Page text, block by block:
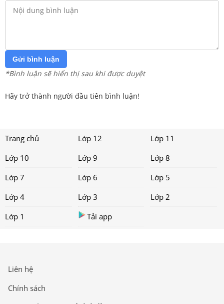
Gửi bình luận
*Bình luận sẽ hiển thị sau khi được duyệt
Hãy trở thành người đầu tiên bình luận!
Trang chủ Lớp 12
Lớp 11
Lớp 10
Lớp 9
Lớp 8
Lớp 7
Lớp 6
Lớp 5
Lớp 4
Lớp 3
Lớp 2
Lớp 1
Tải app
Liên hệ
Chính sách